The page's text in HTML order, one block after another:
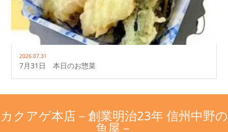
2026.07.31
7月31日 本日のお惣菜
カクアゲ本店－創業明治23年 信州中野の
魚屋－